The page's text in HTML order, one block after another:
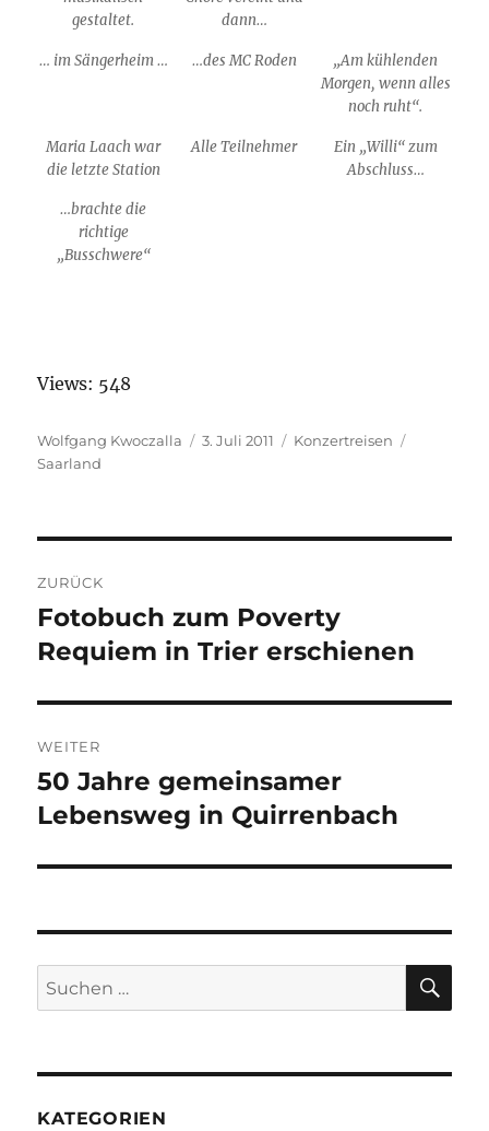
gestaltet.
dann…
… im Sängerheim … …des MC Roden
„Am kühlenden
Morgen, wenn alles
noch ruht“.
Maria Laach war
die letzte Station
Alle Teilnehmer
Ein „Willi“ zum
Abschluss…
…brachte die
richtige
„Busschwere“
Views: 548
Autor
Wolfgang Kwoczalla
Veröffentlicht
3. Juli 2011 Kategorien
Konzertreisen
Saarland
ZURÜCK
Vorheriger
Beitrag:
Fotobuch zum Poverty
Requiem in Trier erschienen
WEITER
Nächster
Beitrag:
50 Jahre gemeinsamer
Lebensweg in Quirrenbach
Suchen
nach:
KATEGORIEN